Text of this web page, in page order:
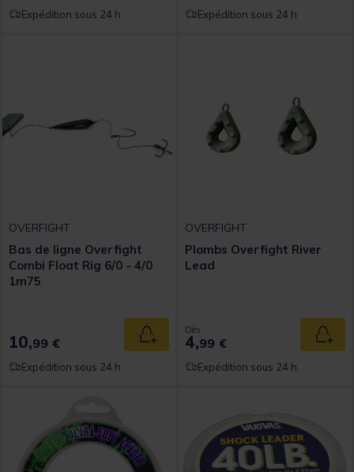
Expédition sous 24 h Expédition sous 24 h
OVERFIGHT
Bas de ligne Overfight
Combi Float Rig 6/0 - 4/0
1m75
10,99 € Ajouter au panier
Expédition sous 24 h
OVERFIGHT
Plombs Overfight River
Lead
Dès
4,99 €
Expédition sous 24 h